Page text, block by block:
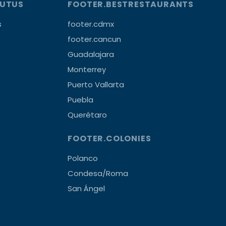
FOOTER.BESTRESTAURANTS
footer.cdmx
footer.cancun
Guadalajara
Monterrey
Puerto Vallarta
Puebla
Querétaro
FOOTER.COLONIES
Polanco
Condesa/Roma
San Ángel